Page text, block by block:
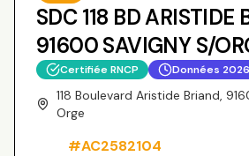
SDC 118 BD ARISTIDE
91600 SAVIGNY S/
Certifiée RNCP Données
118 Boulevard Aristide Briand,
Orge
#AC2582104